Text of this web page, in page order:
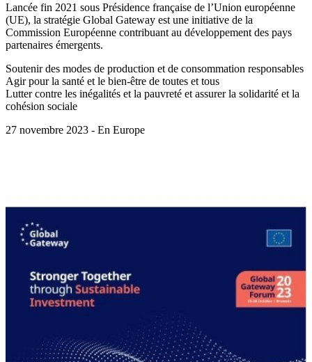
Lancée fin 2021 sous Présidence française de l’Union européenne
(UE), la stratégie Global Gateway est une initiative de la
Commission Européenne contribuant au développement des pays
partenaires émergents.
Soutenir des modes de production et de consommation responsables
Agir pour la santé et le bien-être de toutes et tous
Lutter contre les inégalités et la pauvreté et assurer la solidarité et la
cohésion sociale
27 novembre 2023 - En Europe